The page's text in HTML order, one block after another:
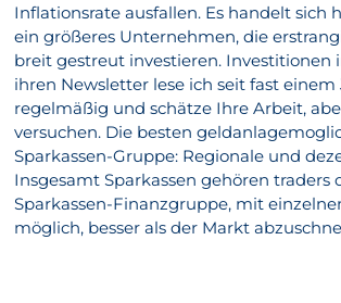
Inflationsrate ausfallen. Es handelt sich
ein größeres Unternehmen, die
breit gestreut investieren. Investitionen
ihren Newsletter lese ich seit fast einem
regelmäßig und schätze Ihre Arbeit,
versuchen. Die besten
Sparkassen-Gruppe: Regionale und
Insgesamt Sparkassen gehören traders
Sparkassen-Finanzgruppe, mit
möglich, besser als der Markt